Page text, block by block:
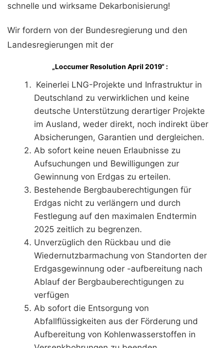
schnelle und wirksame Dekarbonisierung!
Wir fordern von der Bundesregierung und den
Landesregierungen mit der
„Loccumer Resolution April 2019“ :
Keinerlei LNG-Projekte und Infrastruktur in
Deutschland zu verwirklichen und keine
deutsche Unterstützung derartiger Projekte
im Ausland, weder direkt, noch indirekt über
Absicherungen, Garantien und dergleichen.
Ab sofort keine neuen Erlaubnisse zu
Aufsuchungen und Bewilligungen zur
Gewinnung von Erdgas zu erteilen.
Bestehende Bergbauberechtigungen für
Erdgas nicht zu verlängern und durch
Festlegung auf den maximalen Endtermin
2025 zeitlich zu begrenzen.
Unverzüglich den Rückbau und die
Wiedernutzbarmachung von Standorten der
Erdgasgewinnung oder -aufbereitung nach
Ablauf der Bergbauberechtigungen zu
verfügen
Ab sofort die Entsorgung von
Abfallflüssigkeiten aus der Förderung und
Aufbereitung von Kohlenwasserstoffen in